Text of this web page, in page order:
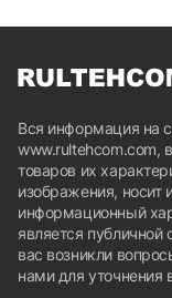
Вся информация на
www.rultehcom.com,
товаров их
изображения, носит
информационный
является публичной
вас возникли
нами для уточнения